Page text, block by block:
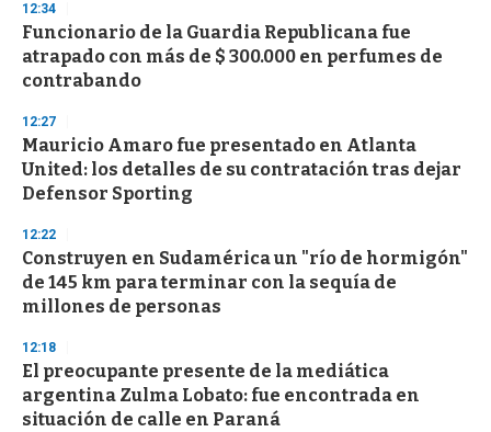
12:34
Funcionario de la Guardia Republicana fue
atrapado con más de $ 300.000 en perfumes de
contrabando
12:27
Mauricio Amaro fue presentado en Atlanta
United: los detalles de su contratación tras dejar
Defensor Sporting
12:22
Construyen en Sudamérica un "río de hormigón"
de 145 km para terminar con la sequía de
millones de personas
12:18
El preocupante presente de la mediática
argentina Zulma Lobato: fue encontrada en
situación de calle en Paraná